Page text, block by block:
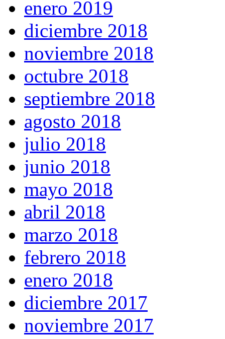
enero 2019
diciembre 2018
noviembre 2018
octubre 2018
septiembre 2018
agosto 2018
julio 2018
junio 2018
mayo 2018
abril 2018
marzo 2018
febrero 2018
enero 2018
diciembre 2017
noviembre 2017